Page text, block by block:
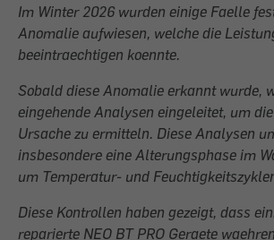
Im Winter 2026 wurden einige Faelle
Anomalie aufwiesen, welche die
beeintraechtigen koennte.
Sobald diese Anomalie erkannt wurde,
eingehende Analysen eingeleitet, um
Ursache zu ermitteln. Diese Analysen
insbesondere eine Alterungsphase im
um Temperatur- und
Diese Kontrollen haben gezeigt, dass
reparierte NEO BT PRO Geraete